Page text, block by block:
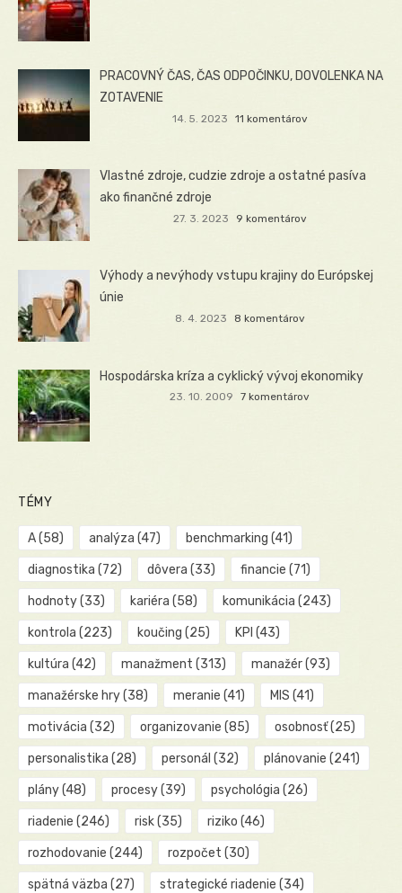
PRACOVNÝ ČAS, ČAS ODPOČINKU, DOVOLENKA NA
ZOTAVENIE
14. 5. 2023 11 komentárov
Vlastné zdroje, cudzie zdroje a ostatné pasíva
ako finančné zdroje
27. 3. 2023 9 komentárov
Výhody a nevýhody vstupu krajiny do Európskej
únie
8. 4. 2023 8 komentárov
Hospodárska kríza a cyklický vývoj ekonomiky
23. 10. 2009 7 komentárov
TÉMY
A(58) analýza (47) benchmarking (41)
diagnostika (72) dôvera (33) financie (71)
hodnoty(33) kariéra (58) komunikácia (243)
kontrola (223) koučing (25) KPI (43)
kultúra (42) manažment (313) manažér(93)
manažérske hry(38) meranie (41) MIS (41)
motivácia (32) organizovanie (85) osobnosť(25)
personalistika (28) personál (32) plánovanie (241)
plány(48) procesy(39) psychológia (26)
riadenie (246) risk(35) riziko (46)
rozhodovanie (244) rozpočet (30)
spätná väzba (27) strategické riadenie (34)